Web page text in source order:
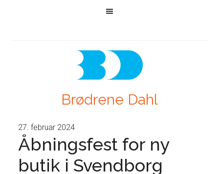
Brødrene Dahl
27. februar 2024
Åbningsfest for ny
butik i Svendborg